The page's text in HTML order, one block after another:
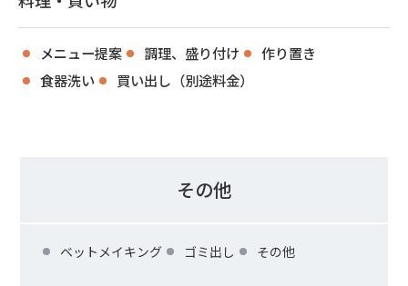
メニュー提案 調理、盛り付け
作り置き
食器洗い
買い出し（別途料金）
その他
ベットメイキング ゴミ出し その他